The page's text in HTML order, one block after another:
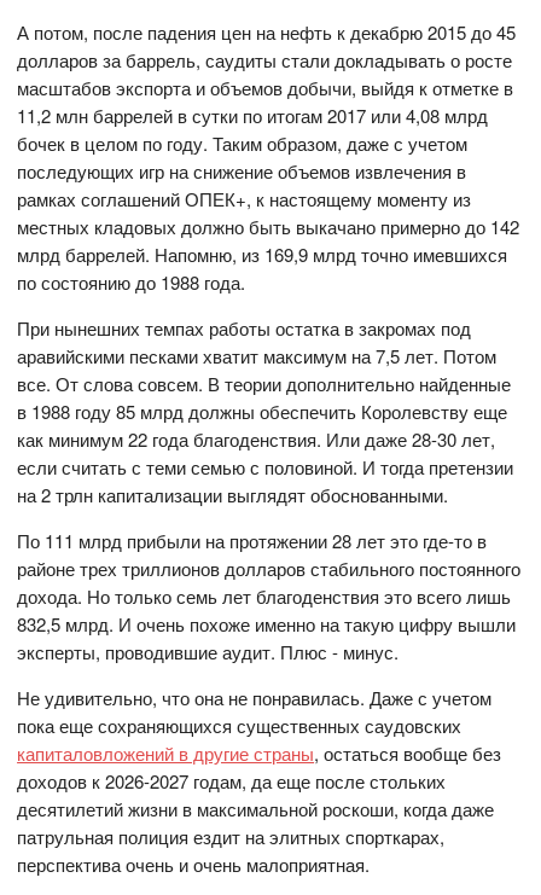
А потом, после падения цен на нефть к декабрю 2015 до 45
долларов за баррель, саудиты стали докладывать о росте
масштабов экспорта и объемов добычи, выйдя к отметке в
11,2 млн баррелей в сутки по итогам 2017 или 4,08 млрд
бочек в целом по году. Таким образом, даже с учетом
последующих игр на снижение объемов извлечения в
рамках соглашений ОПЕК+, к настоящему моменту из
местных кладовых должно быть выкачано примерно до 142
млрд баррелей. Напомню, из 169,9 млрд точно имевшихся
по состоянию до 1988 года.
При нынешних темпах работы остатка в закромах под
аравийскими песками хватит максимум на 7,5 лет. Потом
все. От слова совсем. В теории дополнительно найденные
в 1988 году 85 млрд должны обеспечить Королевству еще
как минимум 22 года благоденствия. Или даже 28-30 лет,
если считать с теми семью с половиной. И тогда претензии
на 2 трлн капитализации выглядят обоснованными.
По 111 млрд прибыли на протяжении 28 лет это где-то в
районе трех триллионов долларов стабильного постоянного
дохода. Но только семь лет благоденствия это всего лишь
832,5 млрд. И очень похоже именно на такую цифру вышли
эксперты, проводившие аудит. Плюс - минус.
Не удивительно, что она не понравилась. Даже с учетом
пока еще сохраняющихся существенных саудовских
капиталовложений в другие страны, остаться вообще без
доходов к 2026-2027 годам, да еще после стольких
десятилетий жизни в максимальной роскоши, когда даже
патрульная полиция ездит на элитных спорткарах,
перспектива очень и очень малоприятная.